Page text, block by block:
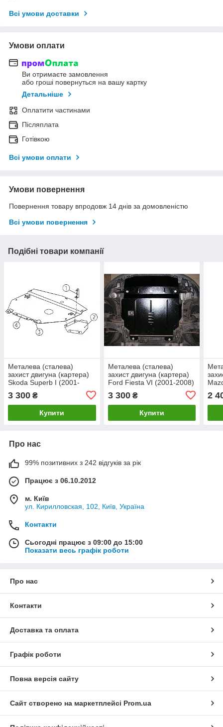
Всі умови доставки
Умови оплати
Ви отримаєте замовлення
або гроші повернуться на вашу картку
Детальніше
Оплатити частинами
Післяплата
Готівкою
Всі умови оплати
Умови повернення
Повернення товару впродовж 14 днів за домовленістю
Всі умови повернення
Подібні товари компанії
Металева (сталева)
захист двигуна (картера)
Skoda Superb I (2001-
3 300 ₴
Купити
Металева (сталева)
захист двигуна (картера)
Ford Fiesta VI (2001-2008)
3 300₴
Купити
2
Про нас
99% позитивних з 242 відгуків за рік
Працює з 06.10.2012
м. Київ
ул. Кирилловская, 102, Київ, Україна
Контакти
Сьогодні працює з 09:00 до 15:00
Показати весь графік роботи
Про нас
Контакти
Доставка та оплата
Графік роботи
Повна версія сайту
Сайт створено на маркетплейсі Prom.ua